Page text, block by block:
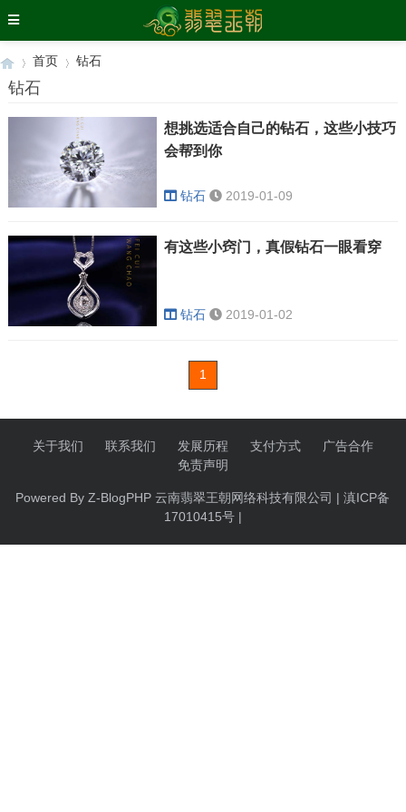
首页 钻石
钻石
想挑选适合自己的钻石，这些小技巧
会帮到你
钻石 2019-01-09
有这些小窍门，真假钻石一眼看穿
钻石 2019-01-02
1
关于我们 联系我们 发展历程 支付方式
广告合作
免责声明
Powered ByZ-BlogPHP 云南翡翠王朝网络科技有限公司 | 滇ICP备
17010415号 |